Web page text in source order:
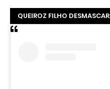
QUEIROZ FILHO